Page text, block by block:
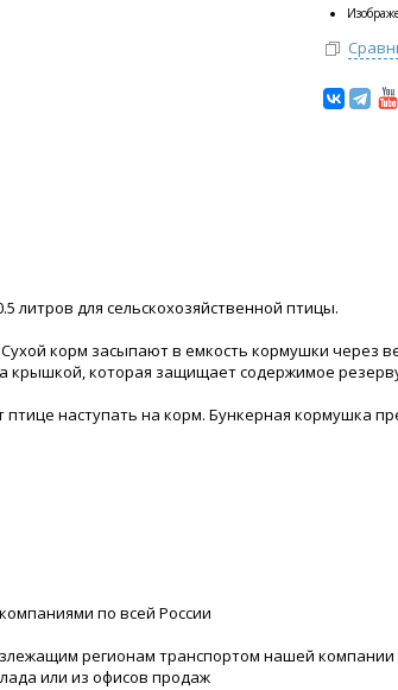
литров для сельскохозяйственной птицы.
Сухой корм засыпают в емкость кормушки
которая защищает содержимое
наступать на корм. Бункерная кормушка
по всей России
регионам транспортом нашей компании
или из офисов продаж